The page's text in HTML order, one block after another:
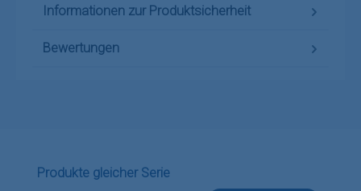
Informationen zur Produktsicherheit
Bewertungen
Produktgalerie überspringen
Produkte gleicher Serie